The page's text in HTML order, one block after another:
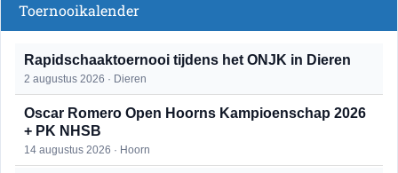
Toernooikalender
Rapidschaaktoernooi tijdens het ONJK in Dieren
2 augustus 2026 · Dieren
Oscar Romero Open Hoorns Kampioenschap 2026
+ PK NHSB
14 augustus 2026 · Hoorn